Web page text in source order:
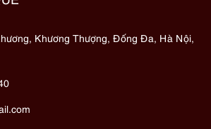
Khương Thượng, Đống Đa, Hà Nội,